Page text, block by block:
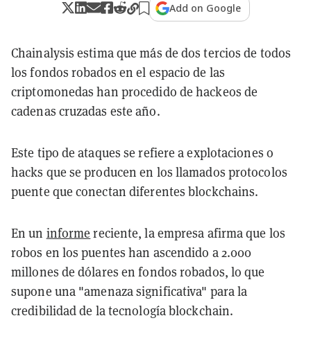
Add on Google
Chainalysis estima que más de dos tercios de todos
los fondos robados en el espacio de las
criptomonedas han procedido de hackeos de
cadenas cruzadas este año.
Este tipo de ataques se refiere a explotaciones o
hacks que se producen en los llamados protocolos
puente que conectan diferentes blockchains.
En un informe reciente, la empresa afirma que los
robos en los puentes han ascendido a 2.000
millones de dólares en fondos robados, lo que
supone una "amenaza significativa" para la
credibilidad de la tecnología blockchain.